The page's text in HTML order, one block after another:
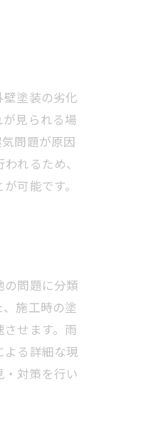
塗装の劣化
見られる場
問題が原因
れるため、
可能です。
問題に分類
施工時の塗
せます。雨
る詳細な現
対策を行い